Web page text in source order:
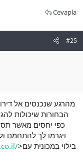
Cevapla
#25
מהרגע שנכנסים אל
הבחורות שיכולות
כפי יחסים מאשר
ויגרמו לך להתחמם
>בילוי במכונית עם